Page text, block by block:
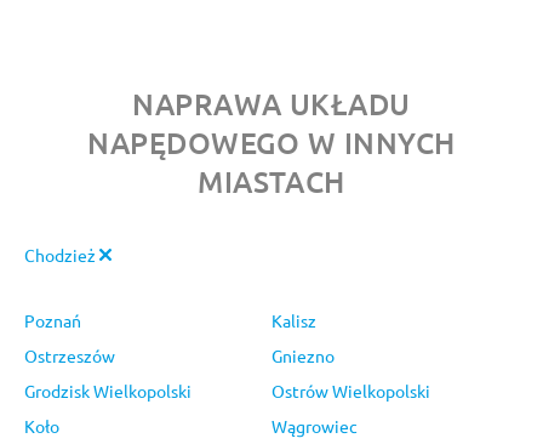
NAPRAWA UKŁADU
NAPĘDOWEGO W INNYCH
MIASTACH
Chodzież
Poznań
Kalisz
Ostrzeszów
Gniezno
Grodzisk Wielkopolski
Ostrów Wielkopolski
Koło
Wągrowiec